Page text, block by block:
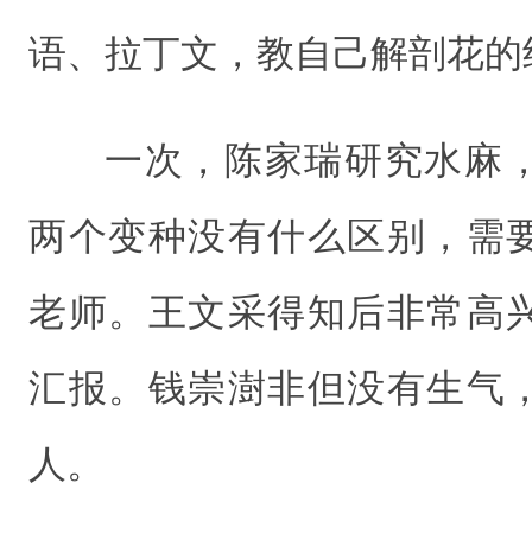
语、拉丁文，教自己解剖花
一次，陈家瑞研究水麻
两个变种没有什么区别，需
老师。王文采得知后非常高
汇报。钱崇澍非但没有生气
人。